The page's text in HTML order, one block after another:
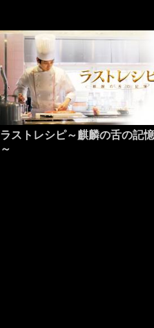
ラストレシピ～麒麟の舌の記憶
～